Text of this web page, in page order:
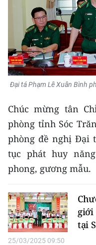
CHUYÊN ĐỀ
CÁC CHUYÊN TRANG
VỀ BÁO NHÂN DÂN
NHÂN DÂN CUỐI
NHÂN DÂN HẰNG
MUA BÁO
ĐỌC BÁO IN
ENGLISH
Đại tá Phạm Lê Xuân Bình
Chúc mừng tân
phòng tỉnh Sóc
phòng đề nghị Đại
tục phát huy
phong, gương mẫu.
giới
tại
25/03/2025 09:50